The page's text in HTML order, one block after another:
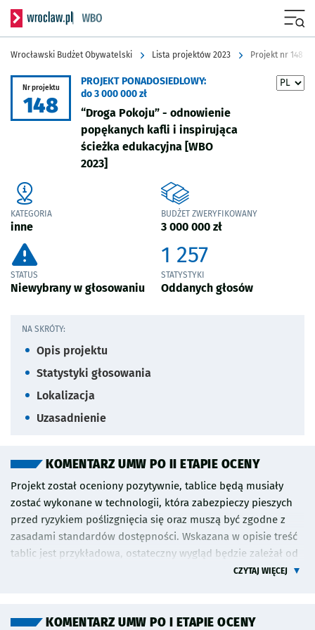
Serwis informacyjny wroclaw.pl podserwis: Wrocławski Budżet
Wrocławski Budżet Obywatelski Lista projektów 2023 Projekt nr 148
Nr projektu
148
PROJEKT PONADOSIEDLOWY:
do 3 000 000 zł
“Droga Pokoju” - odnowienie
popękanych kafli i inspirująca
ścieżka edukacyjna [WBO
2023]
KATEGORIA
inne
BUDŻET ZWERYFIKOWANY
3 000 000 zł
STATUS
Niewybrany w głosowaniu
1 257
STATYSTYKI
Oddanych głosów
NA SKRÓTY:
Opis projektu
Statystyki głosowania
Lokalizacja
Uzasadnienie
KOMENTARZ UMW PO II ETAPIE OCENY
Projekt został oceniony pozytywnie, tablice będą musiały
zostać wykonane w technologii, która zabezpieczy pieszych
przed ryzykiem poślizgnięcia się oraz muszą być zgodne z
zasadami standardów dostępności. Wskazana w opisie treść
tablic jest przykładowa, ostateczny wygląd będzie zależał od
technologii wykonania i zostanie ustalona z Liderem na
ustalony z Liderem na etapie sporządzania dokumentacji
CZYTAJ WIĘCEJ
KOMENTARZ UMW PO I ETAPIE OCENY